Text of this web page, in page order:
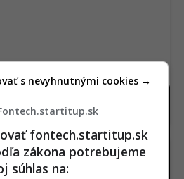
fontech.startitup.sk
zákona potrebujeme
súhlas na:
s nevyhnutnými cookies →